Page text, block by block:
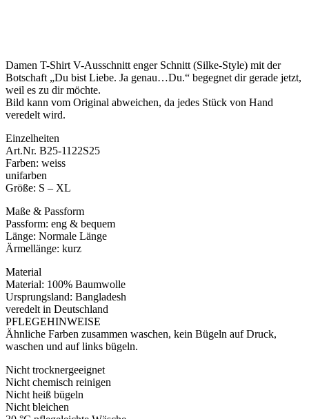
(Silke-
Style)
-
Du
bist
Ja
genau...Du.
Menge
Damen T-Shirt V-Ausschnitt enger Schnitt (Silke-Style) mit der
Botschaft „Du bist Liebe. Ja genau…Du.“ begegnet dir gerade jetzt,
weil es zu dir möchte.
Bild kann vom Original abweichen, da jedes Stück von Hand
veredelt wird.
Einzelheiten
Art.Nr. B25-1122S25
Farben: weiss
unifarben
Größe: S – XL
Maße & Passform
Passform: eng & bequem
Länge: Normale Länge
Ärmellänge: kurz
Material
Material: 100% Baumwolle
Ursprungsland: Bangladesh
veredelt in Deutschland
PFLEGEHINWEISE
Ähnliche Farben zusammen waschen, kein Bügeln auf Druck,
waschen und auf links bügeln.
Nicht trocknergeeignet
Nicht chemisch reinigen
Nicht heiß bügeln
Nicht bleichen